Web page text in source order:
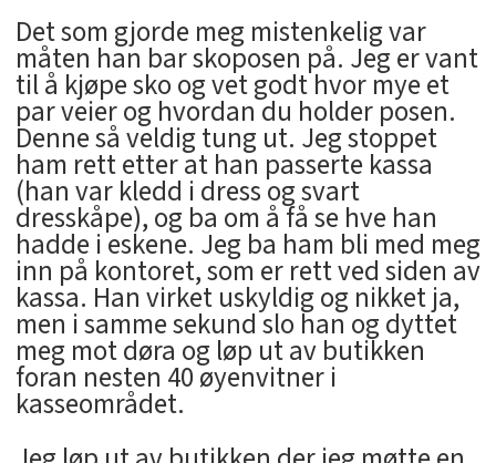
Det som gjorde meg mistenkelig var
måten han bar skoposen på. Jeg er vant
til å kjøpe sko og vet godt hvor mye et
par veier og hvordan du holder posen.
Denne så veldig tung ut. Jeg stoppet
ham rett etter at han passerte kassa
(han var kledd i dress og svart
dresskåpe), og ba om å få se hve han
hadde i eskene. Jeg ba ham bli med meg
inn på kontoret, som er rett ved siden av
kassa. Han virket uskyldig og nikket ja,
men i samme sekund slo han og dyttet
meg mot døra og løp ut av butikken
foran nesten 40 øyenvitner i
kasseområdet.